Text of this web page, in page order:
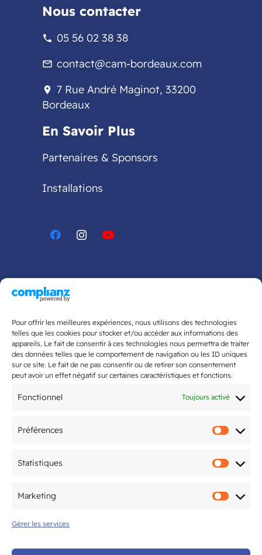
Pour offrir les meilleures expériences, nous utilisons des technologies
telles que les cookies pour stocker et/ou accéder aux informations des
appareils. Le fait de consentir à ces technologies nous permettra de traiter
des données telles que le comportement de navigation ou les ID uniques
sur ce site. Le fait de ne pas consentir ou de retirer son consentement
peut avoir un effet négatif sur certaines caractéristiques et fonctions.
Fonctionnel Toujours activé
Préférences
Statistiques
Marketing
Gérer les services
Nous contacter
phone 05 56 02 38 38
mail_outline contact@cam-bordeaux.com
location_on 7 Rue André Maginot, 33200
Bordeaux
En Savoir Plus
Partenaires & Sponsors
Installations
Dernières actualités
Bientôt la rentrée 2026 !
L’Open du CAM Tennis revient du 20
juin au 10 juillet !
Flashmob de fin d’année 2026
accueille la finale
Fédéral Régional
5ème édition du Tournoi National